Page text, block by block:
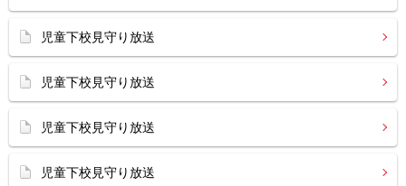
児童下校見守り放送
児童下校見守り放送
児童下校見守り放送
児童下校見守り放送